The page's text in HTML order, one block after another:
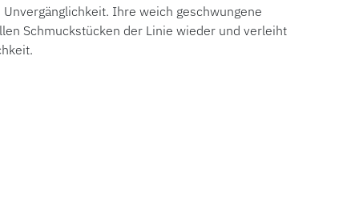
Ihre weich geschwungene
Schmuckstücken der Linie wieder und verleiht